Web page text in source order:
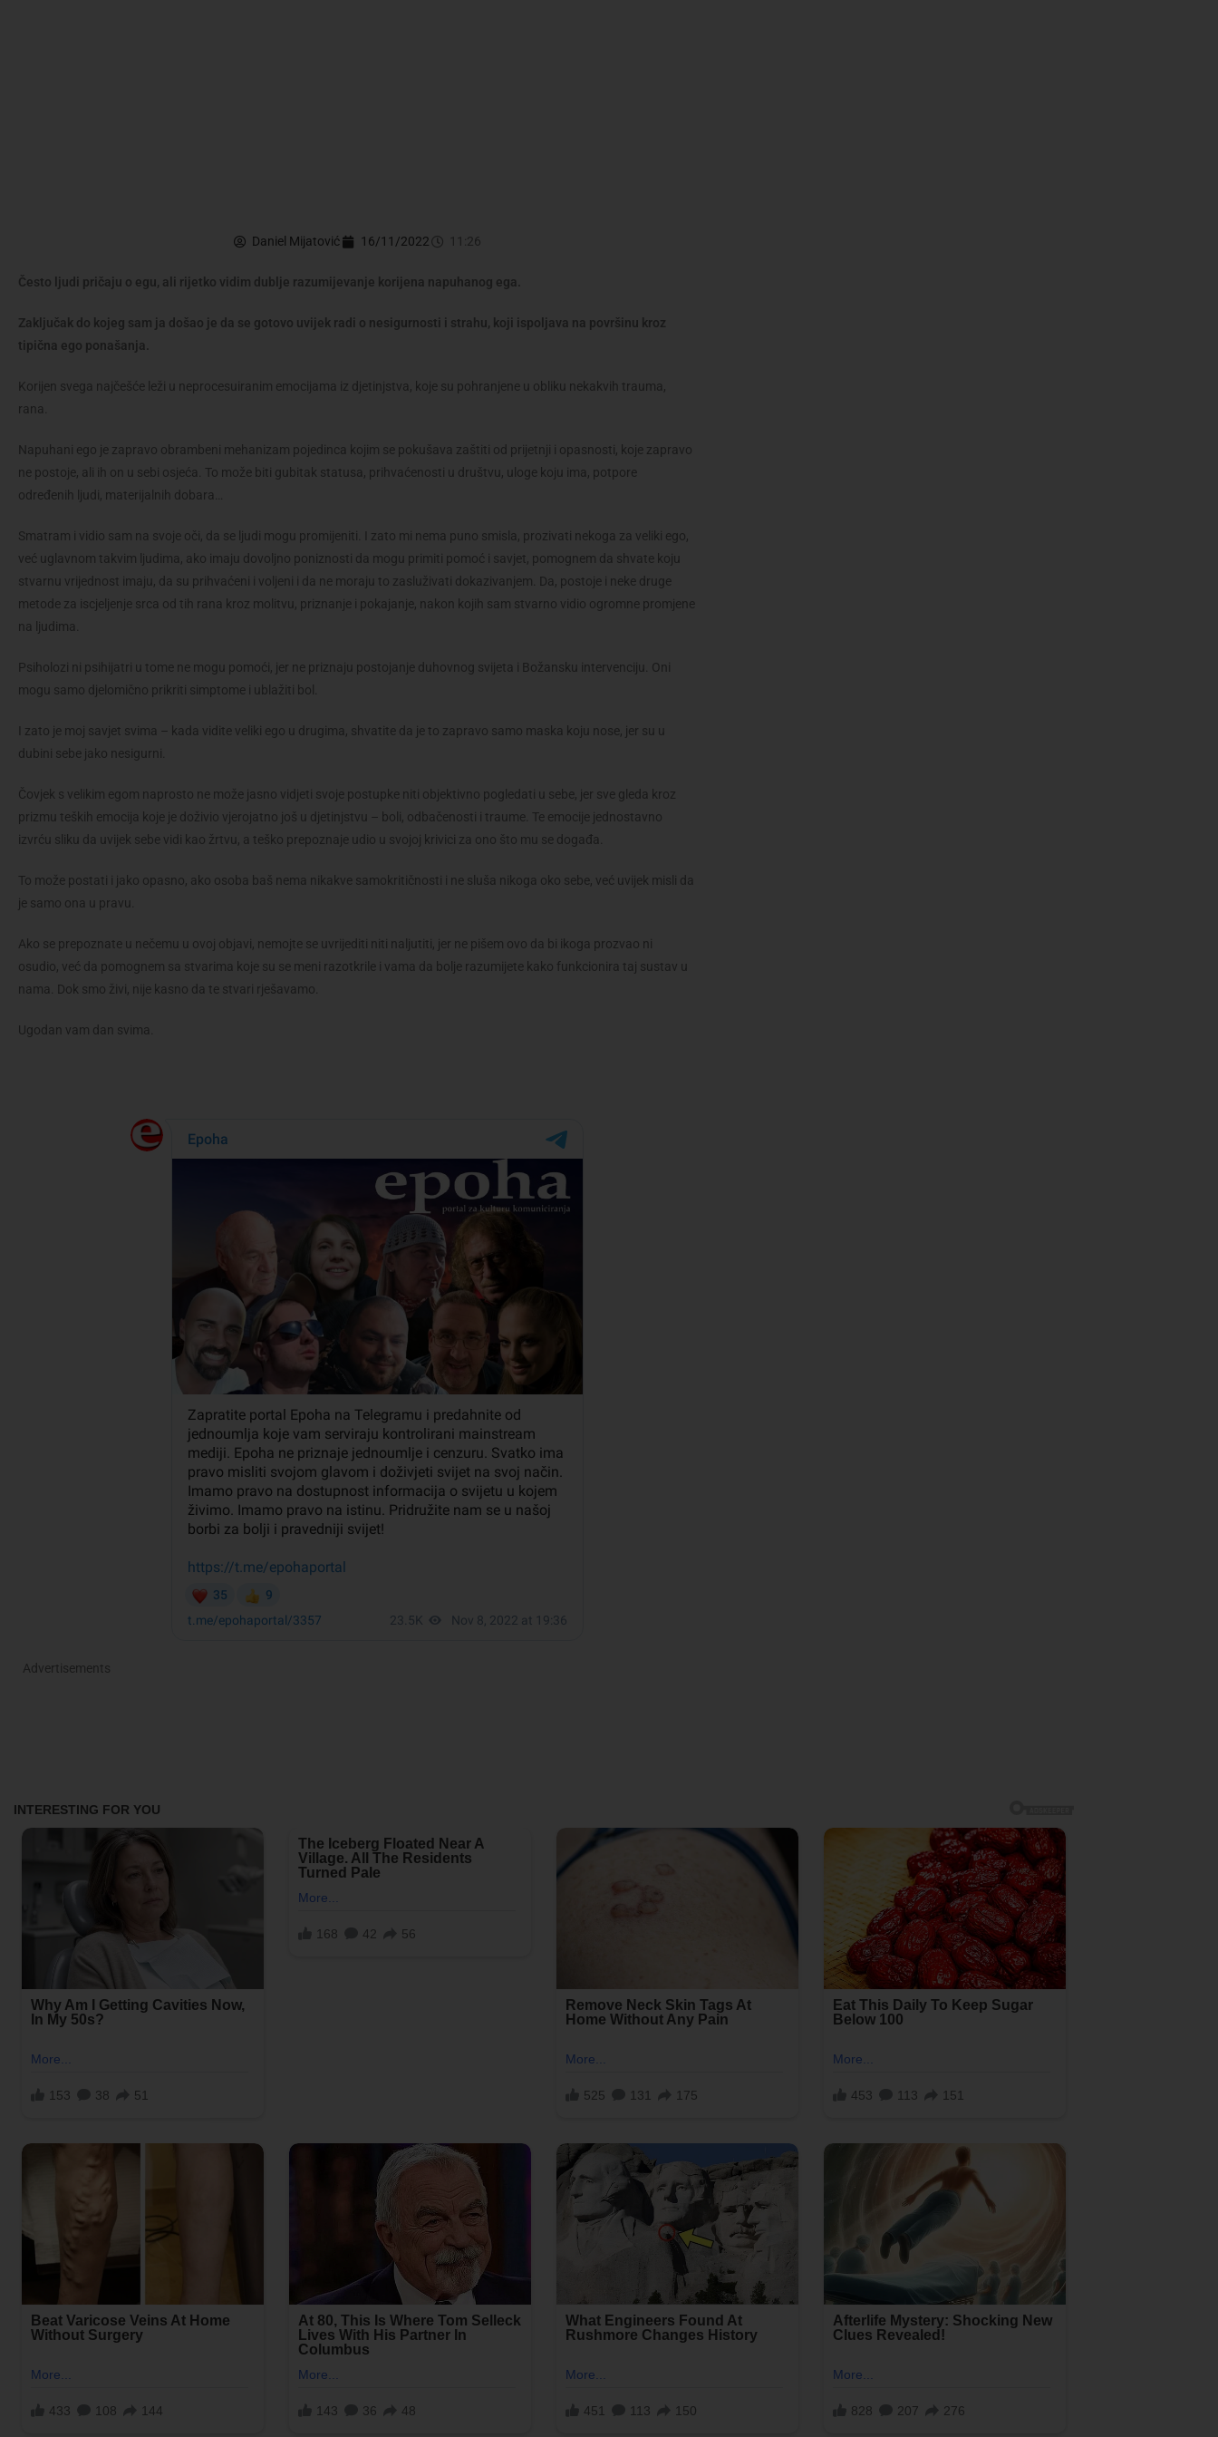
Daniel Mijatović 16/11/2022 11:26
Često ljudi pričaju o egu, ali rijetko vidim dublje razumijevanje korijena napuhanog ega.
Zaključak do kojeg sam ja došao je da se gotovo uvijek radi o nesigurnosti i strahu, koji ispoljava na površinu kroz
tipična ego ponašanja.
Korijen svega najčešće leži u neprocesuiranim emocijama iz djetinjstva, koje su pohranjene u obliku nekakvih trauma,
rana.
Napuhani ego je zapravo obrambeni mehanizam pojedinca kojim se pokušava zaštiti od prijetnji i opasnosti, koje zapravo
ne postoje, ali ih on u sebi osjeća. To može biti gubitak statusa, prihvaćenosti u društvu, uloge koju ima, potpore
određenih ljudi, materijalnih dobara…
Smatram i vidio sam na svoje oči, da se ljudi mogu promijeniti. I zato mi nema puno smisla, prozivati nekoga za veliki ego,
već uglavnom takvim ljudima, ako imaju dovoljno poniznosti da mogu primiti pomoć i savjet, pomognem da shvate koju
stvarnu vrijednost imaju, da su prihvaćeni i voljeni i da ne moraju to zasluživati dokazivanjem. Da, postoje i neke druge
metode za iscjeljenje srca od tih rana kroz molitvu, priznanje i pokajanje, nakon kojih sam stvarno vidio ogromne promjene
na ljudima.
Psiholozi ni psihijatri u tome ne mogu pomoći, jer ne priznaju postojanje duhovnog svijeta i Božansku intervenciju. Oni
mogu samo djelomično prikriti simptome i ublažiti bol.
I zato je moj savjet svima – kada vidite veliki ego u drugima, shvatite da je to zapravo samo maska koju nose, jer su u
dubini sebe jako nesigurni.
Čovjek s velikim egom naprosto ne može jasno vidjeti svoje postupke niti objektivno pogledati u sebe, jer sve gleda kroz
prizmu teških emocija koje je doživio vjerojatno još u djetinjstvu – boli, odbačenosti i traume. Te emocije jednostavno
izvrću sliku da uvijek sebe vidi kao žrtvu, a teško prepoznaje udio u svojoj krivici za ono što mu se događa.
To može postati i jako opasno, ako osoba baš nema nikakve samokritičnosti i ne sluša nikoga oko sebe, već uvijek misli da
je samo ona u pravu.
Ako se prepoznate u nečemu u ovoj objavi, nemojte se uvrijediti niti naljutiti, jer ne pišem ovo da bi ikoga prozvao ni
osudio, već da pomognem sa stvarima koje su se meni razotkrile i vama da bolje razumijete kako funkcionira taj sustav u
nama. Dok smo živi, nije kasno da te stvari rješavamo.
Ugodan vam dan svima.
Advertisements